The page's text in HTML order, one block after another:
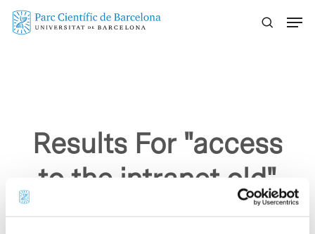
Skip
Results For "access
to the intranet old"